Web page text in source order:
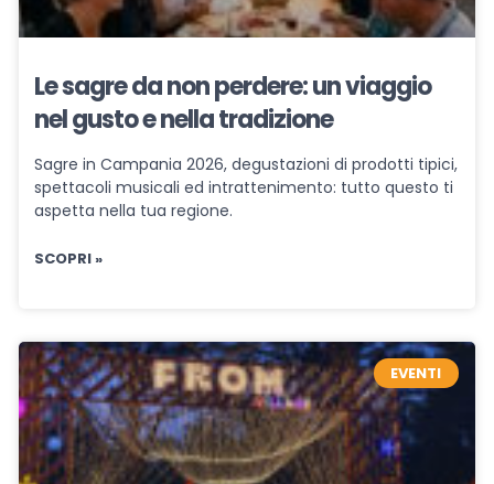
Le sagre da non perdere: un viaggio
nel gusto e nella tradizione
Sagre in Campania 2026, degustazioni di prodotti tipici,
spettacoli musicali ed intrattenimento: tutto questo ti
aspetta nella tua regione.
SCOPRI »
EVENTI